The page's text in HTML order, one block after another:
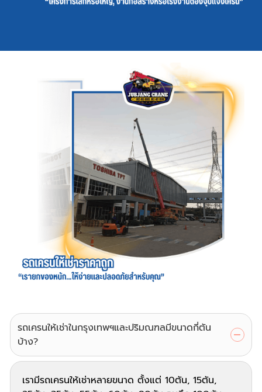
รถเครนให้เช่าในกรุงเทพฯและปริมณฑลมีขนาดกี่ตัน
บ้าง?
เรามีรถเครนให้เช่าหลายขนาด ตั้งแต่ 10ตัน, 15ตัน,